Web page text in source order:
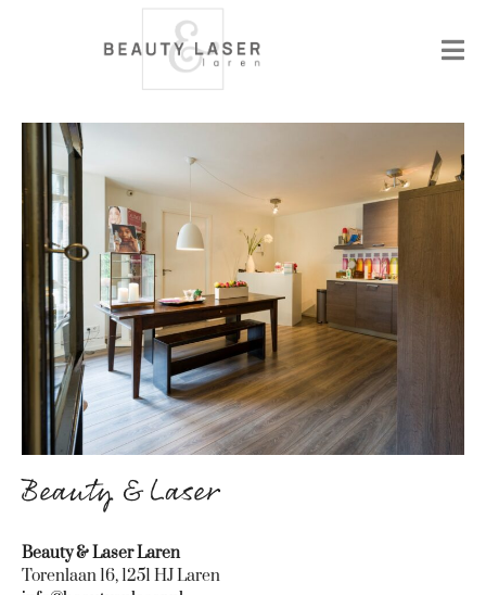
Beauty & Laser
Beauty & Laser Laren
Torenlaan 16, 1251 HJ Laren